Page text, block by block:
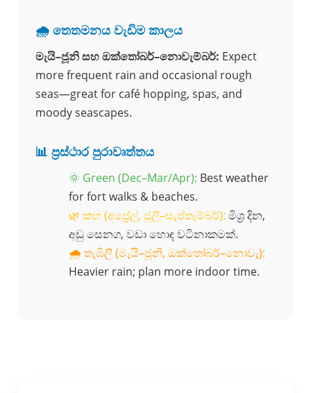
🌧️ තෙතමනය වැඩිම කාලය
මැයි–ජූනි සහ ඔක්තෝබර්–නොවැම්බර්: Expect
more frequent rain and occasional rough
seas—great for café hopping, spas, and
moody seascapes.
📊 ප්‍රස්ථාර පුරාවෘත්තය
🌞 Green (Dec–Mar/Apr): Best weather
for fort walks & beaches.
🌿 කහ (අප්‍රේල්, ජූලි–සැප්තැම්බර්): මිශ්‍ර දින,
අඩු සෙනග, වඩා හොඳ වටිනාකමක්.
🌧️ තැඹිලි (මැයි–ජූනි, ඔක්තෝබර්–නොවැ):
Heavier rain; plan more indoor time.